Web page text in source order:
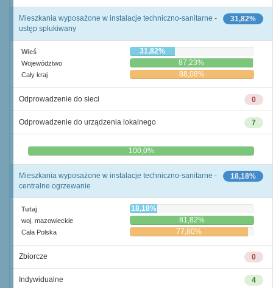
31,82%
Mieszkania wyposażone w instalacje techniczno-sanitarne -
ustęp spłukiwany
Wieś 31,82%
Województwo 87,23%
Cały kraj 88,08%
0
Odprowadzenie do sieci
7
Odprowadzenie do urządzenia lokalnego
0,0% 100,0%
18,18%
Mieszkania wyposażone w instalacje techniczno-sanitarne -
centralne ogrzewanie
Tutaj 18,18%
woj. mazowieckie 81,82%
Cała Polska 77,80%
0
Zbiorcze
4
Indywidualne